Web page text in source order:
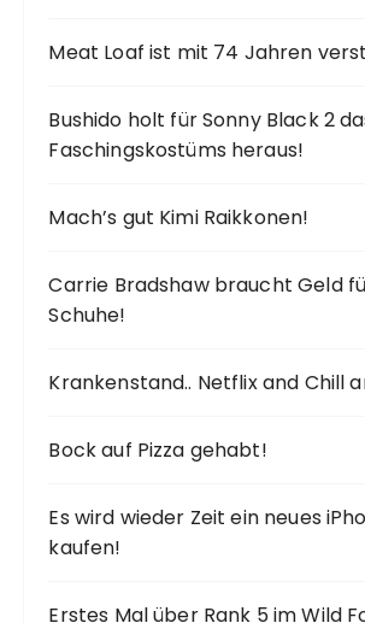
Meat Loaf ist mit 74 Jahren
Bushido holt für Sonny Black 2
Faschingskostüms heraus!
Mach’s gut Kimi Raikkonen!
Carrie Bradshaw braucht Geld
Schuhe!
Krankenstand.. Netflix and Chill
Bock auf Pizza gehabt!
Es wird wieder Zeit ein neues
kaufen!
Erstes Mal über Rank 5 im Wild